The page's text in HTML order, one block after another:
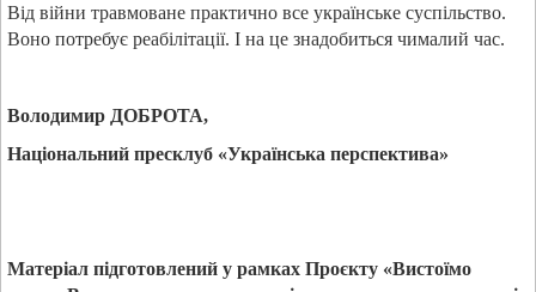
Від війни травмоване практично все українське суспільство.
Воно потребує реабілітації. І на це знадобиться чималий час.
Володимир ДОБРОТА,
Національний пресклуб «Українська перспектива»
Матеріал підготовлений у рамках Проєкту «Вистоїмо